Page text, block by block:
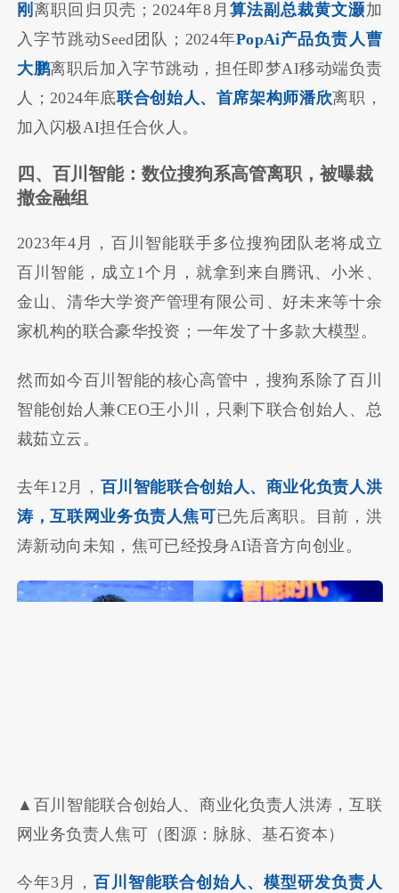
刚离职回归贝壳；2024年8月 算法副总裁黄文灏加
入字节跳动Seed团队；2024年PopAi产品负责人曹
大鹏离职后加入字节跳动，担任即梦AI移动端负责
人；2024年底联合创始人、首席架构师潘欣离职，
加入闪极AI担任合伙人。
四、百川智能：数位搜狗系高管离职，被曝裁
撤金融组
2023年4月，百川智能联手多位搜狗团队老将成立
百川智能，成立1个月，就拿到来自腾讯、小米、
金山、清华大学资产管理有限公司、好未来等十余
家机构的联合豪华投资；一年发了十多款大模型。
然而如今百川智能的核心高管中，搜狗系除了百川
智能创始人兼CEO王小川，只剩下联合创始人、总
裁茹立云。
去年12月， 百川智能联合创始人、商业化负责人洪
涛，互联网业务负责人焦可已先后离职。目前，洪
涛新动向未知，焦可已经投身AI语音方向创业。
▲百川智能联合创始人、商业化负责人洪涛，互联
网业务负责人焦可（图源：脉脉、基石资本）
今年3月，百川智能联合创始人、模型研发负责人